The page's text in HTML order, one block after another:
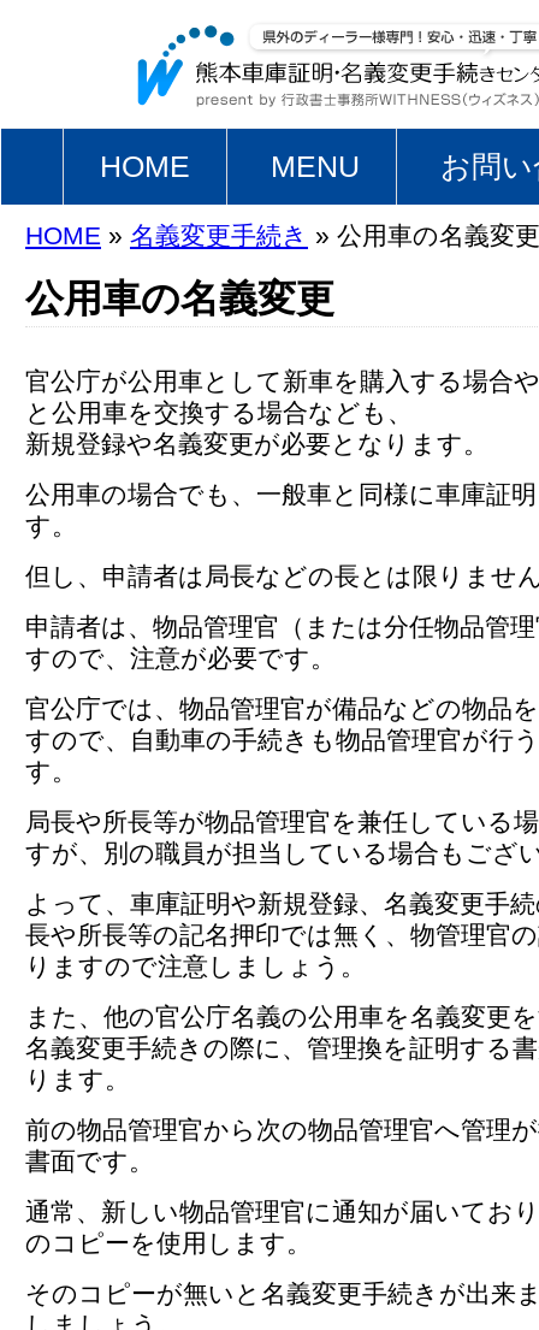
HOME MENU お問
HOME » 名義変更手続き » 公用車の名義変更
公用車の名義変更
官公庁が公用車として新車を購入する場合
と公用車を交換する場合なども、
新規登録や名義変更が必要となります。
公用車の場合でも、一般車と同様に車庫証
す。
但し、申請者は局長などの長とは限りませ
申請者は、物品管理官（または分任物品管
すので、注意が必要です。
官公庁では、物品管理官が備品などの物品
すので、自動車の手続きも物品管理官が行
す。
局長や所長等が物品管理官を兼任している
すが、別の職員が担当している場合もござ
よって、車庫証明や新規登録、名義変更手
長や所長等の記名押印では無く、物管理官
りますので注意しましょう。
また、他の官公庁名義の公用車を名義変更
名義変更手続きの際に、管理換を証明する
ります。
前の物品管理官から次の物品管理官へ管理
書面です。
通常、新しい物品管理官に通知が届いてお
のコピーを使用します。
そのコピーが無いと名義変更手続きが出来